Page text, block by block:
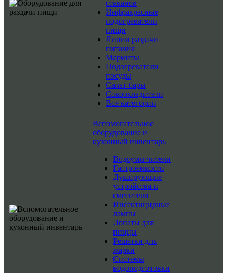
стаканов
Инфракрасные
подогреватели
пищи
Линии раздачи
питания
Мармиты
Подогреватели
посуды
Салат-бары
Сокоохладители
Все категории
Вспомогательное
оборудование и
кухонный инвентарь
Водоумягчители
Гастроемкости
Душирующие
устройства и
смесители
Инсектицидные
лампы
Лопаты для
пиццы
Решетки для
жарки
Системы
водоподготовки